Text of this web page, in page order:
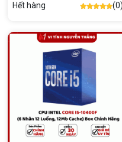
Hết hàng (0)